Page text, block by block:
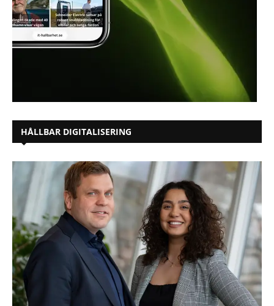
HÅLLBAR DIGITALISERING